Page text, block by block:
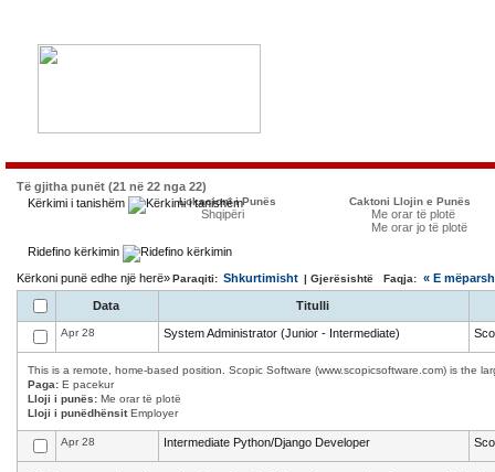
Të gjitha punët (21 në 22 nga 22)
Kërkimi i tanishëm
Lokacioni i Punës
Shqipëri
Caktoni Llojin e Punës
Me orar të plotë
Me orar jo të plotë
Ridefino kërkimin
Kërkoni punë edhe një herë»Paraqiti: Shkurtimisht | Gjerësishtë Faqja: « E
Data Titulli
Apr 28 System Administrator (Junior - Intermediate)
This is a remote, home-based position. Scopic Software (www.scopicsoftware.com) is the
Paga: E pacekur
Lloji i punës: Me orar të plotë
Lloji i punëdhënsitEmployer
Apr 28 Intermediate Python/Django Developer